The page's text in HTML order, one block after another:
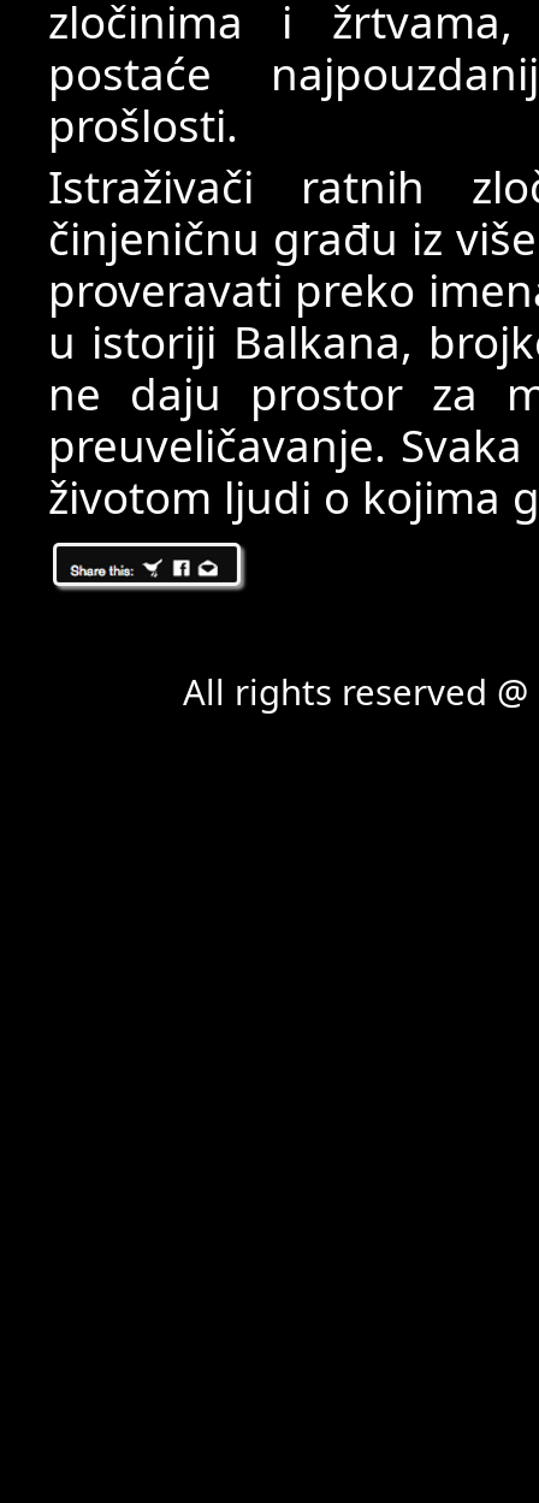
zločinima i žrtvama,
postaće
prošlosti.
Istraživači ratnih
činjeničnu građu iz
proveravati preko
u istoriji Balkana,
ne daju prostor za
preuveličavanje.
životom ljudi o kojima
All rights reserved